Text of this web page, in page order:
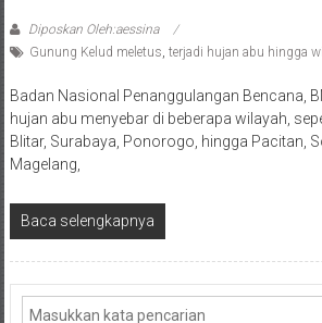
Diposkan Oleh:aessina
Gunung Kelud meletus, terjadi hujan abu hingga
Badan Nasional Penanggulangan Bencana,
hujan abu menyebar di beberapa wilayah,
Blitar, Surabaya, Ponorogo, hingga Pacitan,
Magelang,
Baca selengkapnya